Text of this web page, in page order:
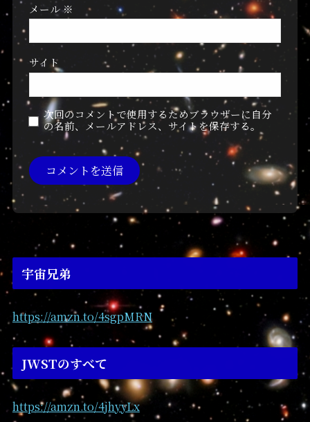
メール※
サイト
次回のコメントで使用するためブラウザーに自分
の名前、メールアドレス、サイトを保存する。
宇宙兄弟
https://amzn.to/4sgpMRN
JWSTのすべて
https://amzn.to/4jhyyLx